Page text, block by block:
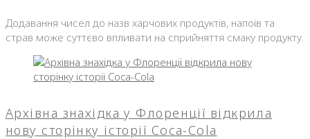
Додавання чисел до назв харчових продуктів, напоїв та
страв може суттєво впливати на сприйняття смаку продукту.
Архівна знахідка у Флоренції відкрила
нову сторінку історії Coca-Cola